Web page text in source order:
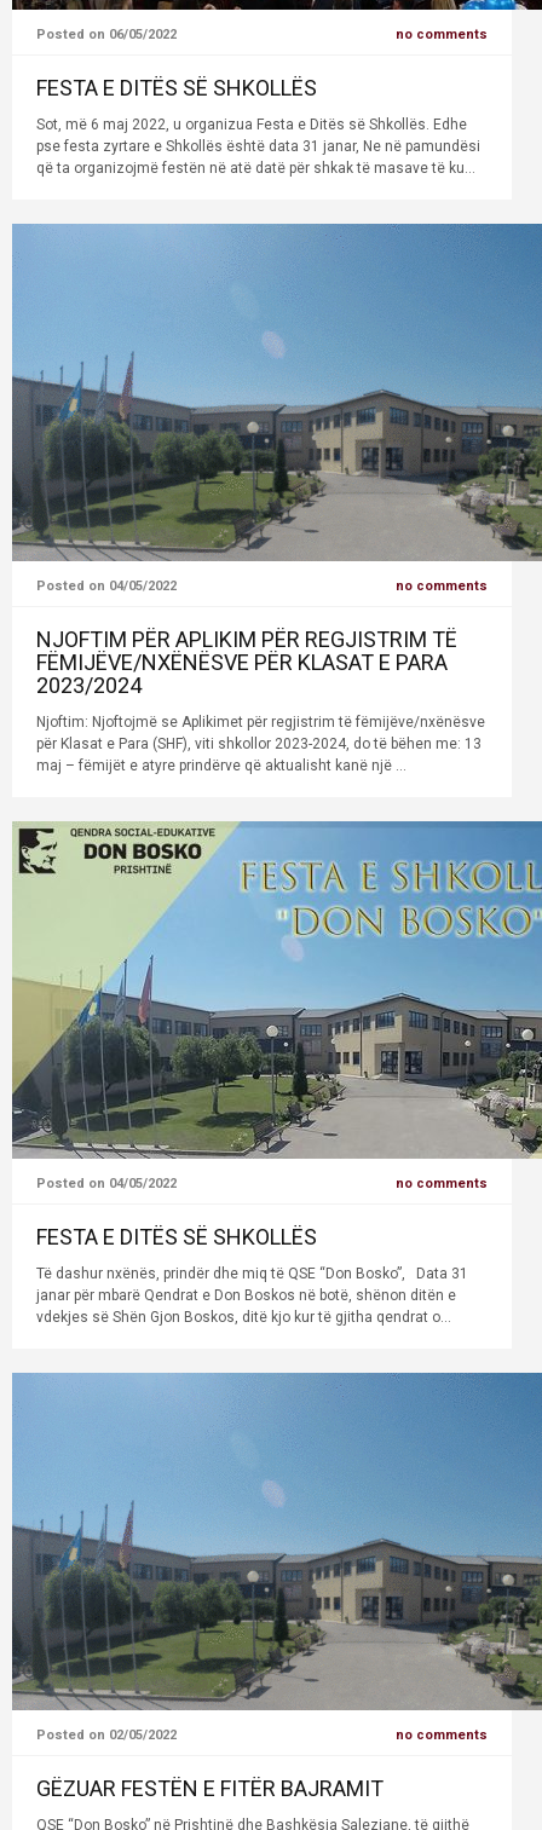
Posted on 06/05/2022 no comments
FESTA E DITËS SË SHKOLLËS
Sot, më 6 maj 2022, u organizua Festa e Ditës së Shkollës. Edhe
pse festa zyrtare e Shkollës është data 31 janar, Ne në pamundësi
që ta organizojmë festën në atë datë për shkak të masave të ku...
Posted on 04/05/2022 no comments
NJOFTIM PËR APLIKIM PËR REGJISTRIM TË
FËMIJËVE/NXËNËSVE PËR KLASAT E PARA
2023/2024
Njoftim: Njoftojmë se Aplikimet për regjistrim të fëmijëve/nxënësve
për Klasat e Para (SHF), viti shkollor 2023-2024, do të bëhen me: 13
maj – fëmijët e atyre prindërve që aktualisht kanë një ...
Posted on 04/05/2022 no comments
FESTA E DITËS SË SHKOLLËS
Të dashur nxënës, prindër dhe miq të QSE “Don Bosko”, Data 31
janar për mbarë Qendrat e Don Boskos në botë, shënon ditën e
vdekjes së Shën Gjon Boskos, ditë kjo kur të gjitha qendrat o...
Posted on 02/05/2022 no comments
GËZUAR FESTËN E FITËR BAJRAMIT
QSE “Don Bosko” në Prishtinë dhe Bashkësia Saleziane, të gjithë